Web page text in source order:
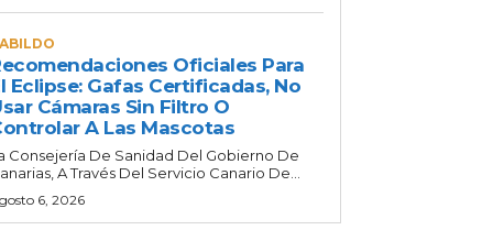
Oficiales Para
Eclipse: Gafas Certificadas, No
Cámaras Sin Filtro O
A Las Mascotas
Consejería De Sanidad Del Gobierno De
A Través Del Servicio Canario De...
6, 2026